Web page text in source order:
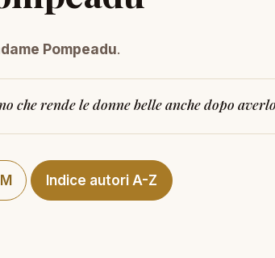
Pompeadu.
che rende le donne belle anche dopo
Indice autori A-Z